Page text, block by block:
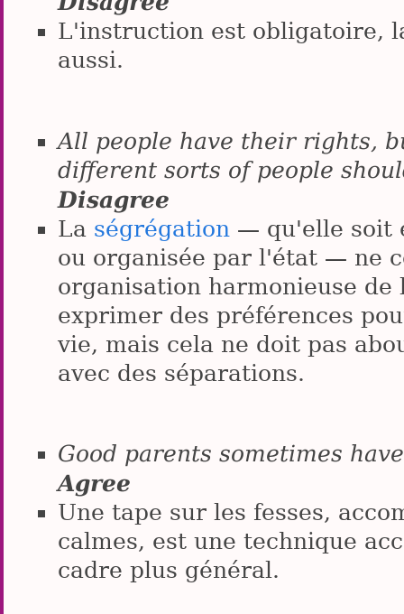
L'instruction est obligatoire,
aussi.
All people have their rights,
different sorts of people
Disagree
La ségrégation — qu'elle soit
ou organisée par l'état — ne
organisation harmonieuse de
exprimer des préférences
vie, mais cela ne doit pas
avec des séparations.
Good parents sometimes
Agree
Une tape sur les fesses,
calmes, est une technique
cadre plus général.